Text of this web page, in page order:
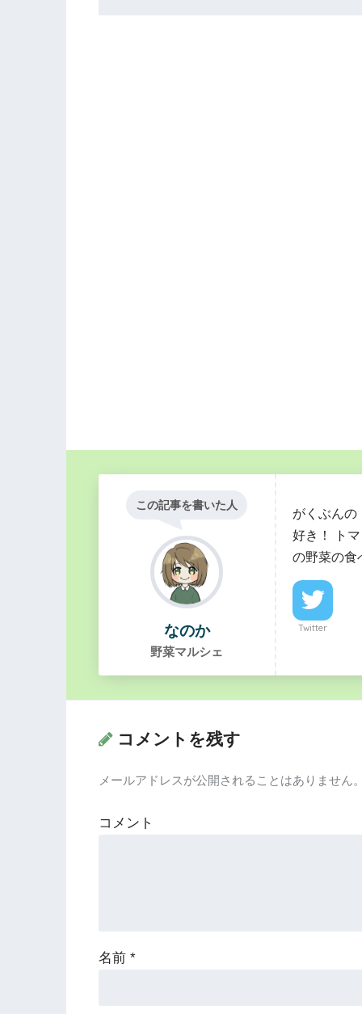
この記事を書いた人
なのか
野菜マルシェ
がくぶんの
好き！ ト
の野菜の食
Twitter
コメントを残す
メールアドレスが公開されることはありません
コメント
名前 *